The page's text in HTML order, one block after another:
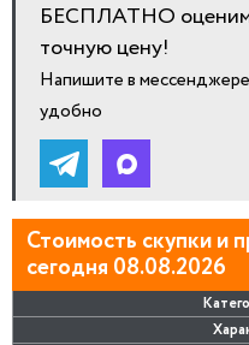
БЕСПЛАТНО оценим
точную цену!
Напишите в
удобно
Стоимость скупки и
сегодня 08.08.2026